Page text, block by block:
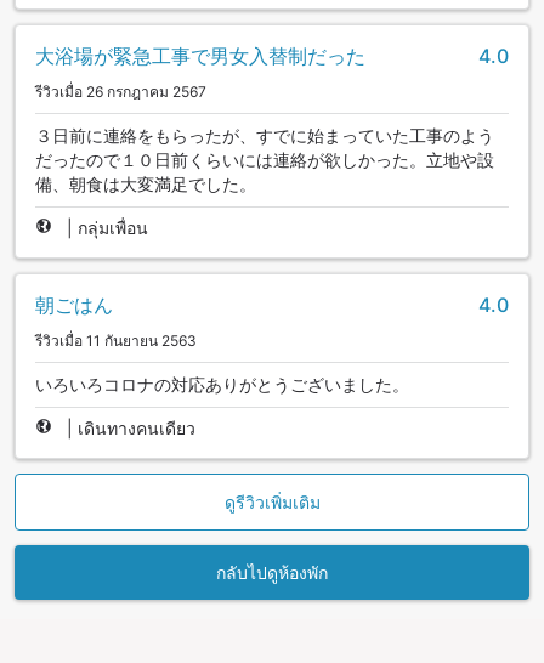
大浴場が緊急工事で男女入替制だった 4.0
รีวิวเมื่อ 26 กรกฎาคม 2567
３日前に連絡をもらったが、すでに始まっていた工事のよう
だったので１０日前くらいには連絡が欲しかった。立地や設
備、朝食は大変満足でした。
กลุ่มเพื่อน
朝ごはん 4.0
รีวิวเมื่อ 11 กันยายน 2563
いろいろコロナの対応ありがとうございました。
เดินทางคนเดียว
ดูรีวิวเพิ่มเติม
กลับไปดูห้องพัก